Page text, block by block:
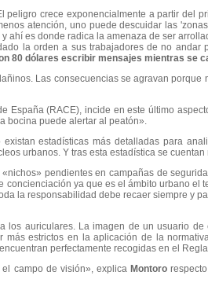
crece exponencialmente a partir del
atención, uno puede descuidar las
ahí es donde radica la amenaza de ser
la orden a sus trabajadores de no andar
80 dólares escribir mensajes mientras se
Las consecuencias se agravan
(RACE), incide en este último
bocina puede alertar al peatón».
estadísticas más detalladas para
urbanos. Y tras esta estadística se
pendientes en campañas de
ya que es el ámbito urbano el
la responsabilidad debe recaer siempre y
los auriculares. La imagen de un usuario
más estrictos en la aplicación de la
perfectamente recogidas en el
campo de visión», explica Montoro